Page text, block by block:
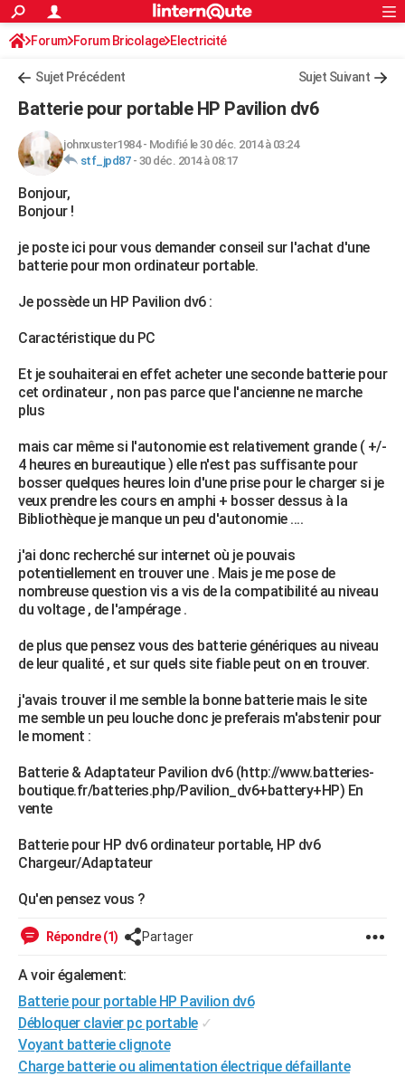
ACTUALITÉS
Politique
Société
Faits Divers
Education
Monde
Villes
+
FINANCE
Retraite
Impôts
Epargne
Immobilier
Risques naturels par ville
Banque
Assurance
Crédit
AUTO
Essais
Réserver un essai
Citadines
Berlines
SUV
Forum auto
+HIGH-TECH
BRICOLAGE
Forum
Aménagement intérieur
Extérieur
Cuisine
Salle de bains
Jardinage
Rangement
Guides de France
Escapades
Patrimoine
Expositions
Musées
Week-end nature
Alimentation
Guide de la santé
Maladies
Médicaments
Sommeil
VOYAGE
GUIDES D'ACHAT
BONS PLANS
Carte de Noël
Carte Bonne année
Carte Saint-Valentin
Carte Pâques
Carte d'anniversaire
DICTIONNAIRE
Dictionnaire
Biographies
Citations
Expressions
Proverbes
PROGRAMME TV
COPAINS D'AVANT
FORUM
S'inscrire
Connexion
Forum Forum Bricolage Electricité
Sujet Précédent Sujet Suivant
Batterie pour portable HP Pavilion dv6
johnxuster1984- Modifié le 30 déc. 2014 à 03:24
stf_jpd87- 30 déc. 2014 à 08:17
Bonjour,
Bonjour !
je poste ici pour vous demander conseil sur l'achat d'une
batterie pour mon ordinateur portable.
Je possède un HP Pavilion dv6 :
Caractéristique du PC
Et je souhaiterai en effet acheter une seconde batterie pour
cet ordinateur , non pas parce que l'ancienne ne marche
plus
mais car même si l'autonomie est relativement grande ( +/-
4 heures en bureautique ) elle n'est pas suffisante pour
bosser quelques heures loin d'une prise pour le charger si je
veux prendre les cours en amphi + bosser dessus à la
Bibliothèque je manque un peu d'autonomie ....
j'ai donc recherché sur internet où je pouvais
potentiellement en trouver une . Mais je me pose de
nombreuse question vis a vis de la compatibilité au niveau
du voltage , de l'ampérage .
de plus que pensez vous des batterie génériques au niveau
de leur qualité , et sur quels site fiable peut on en trouver.
j'avais trouver il me semble la bonne batterie mais le site
me semble un peu louche donc je preferais m'abstenir pour
le moment :
Batterie & Adaptateur Pavilion dv6 (http://www.batteries-
boutique.fr/batteries.php/Pavilion_dv6+battery+HP) En
vente
Batterie pour HP dv6 ordinateur portable, HP dv6
Chargeur/Adaptateur
Qu'en pensez vous ?
Répondre (1) Partager
A voir également:
Batterie pour portable HP Pavilion dv6
Débloquer clavier pc portable ✓
Voyant batterie clignote
Charge batterie ou alimentation électrique défaillante